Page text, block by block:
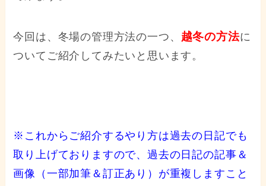
今回は、冬場の管理方法の一つ、 越冬の方法に
ついてご紹介してみたいと思います。
※これからご紹介するやり方は過去の日記でも
取り上げておりますので、過去の日記の記事＆
画像（一部加筆＆訂正あり）が重複しますこと